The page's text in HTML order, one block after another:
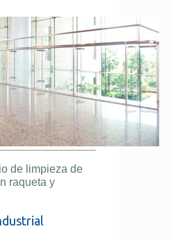
de limpieza de
raqueta y